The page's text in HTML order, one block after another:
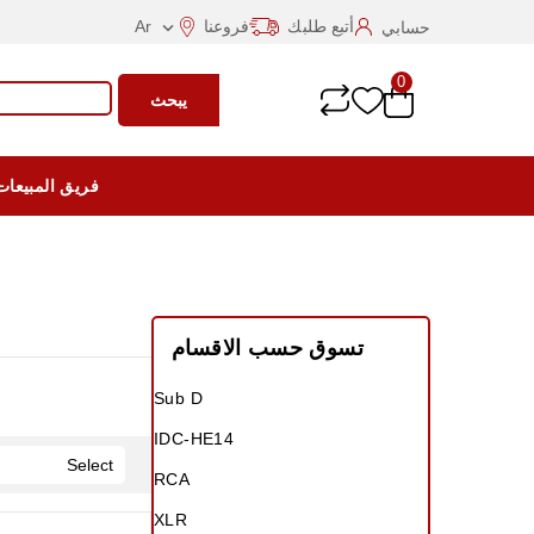
Ar  فروعنا أتبع طلبك حسابي
يبحث
0
فريق
تسوق حسب الاقسام
Sub D
IDC-HE14
RCA
XLR
Select